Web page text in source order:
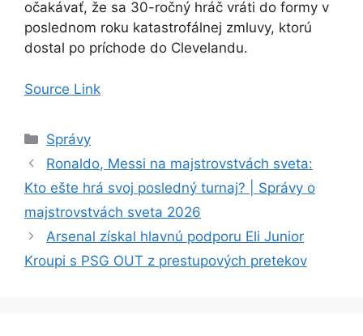
očakávať, že sa 30-ročný hráč vráti do formy v
poslednom roku katastrofálnej zmluvy, ktorú
dostal po príchode do Clevelandu.
Source Link
Kategórie
Správy
Ronaldo, Messi na majstrovstvách sveta:
Kto ešte hrá svoj posledný turnaj? | Správy o
majstrovstvách sveta 2026
Arsenal získal hlavnú podporu Eli Junior
Kroupi s PSG OUT z prestupových pretekov